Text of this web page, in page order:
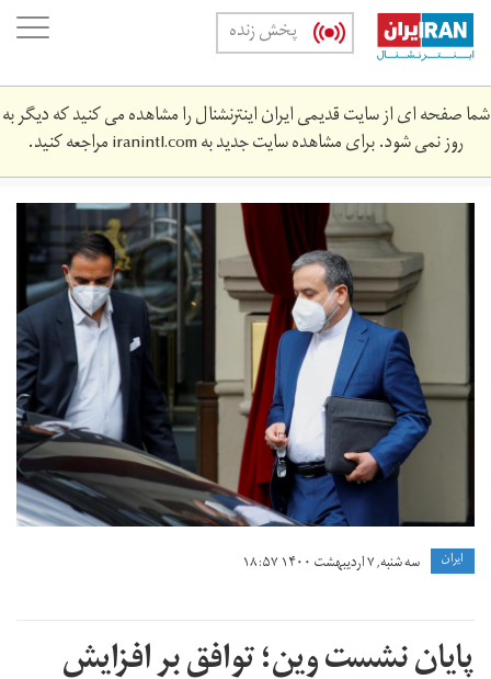
Skip
main
content
پخش زنده
شما صفحه ای از سایت قدیمی ایران اینترنشنال را مشاهده می کنید که دیگر به
روز نمی شود. برای مشاهده سایت جدید بهiranintl.comمراجعه کنید.
2021-
nuclear-
talks.jpg
ايران سه شنبه, ۷ اردیبهشت ۱۴۰۰ ۱۸:۵۷
پایان نشست وین؛ توافق بر افزایش